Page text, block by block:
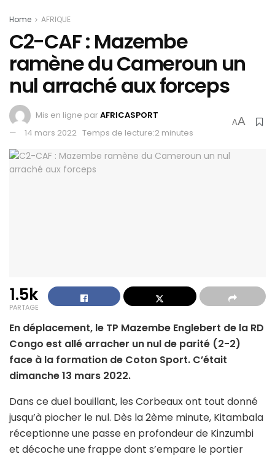
Home AFRIQUE
C2-CAF : Mazembe
ramène du Cameroun un
nul arraché aux forceps
Mis en ligne parAFRICASPORT
14 mars 2022 Temps de lecture:2 minutes
AA
1.5k
PARTAGE
En déplacement, le TP Mazembe Englebert de la RD
Congo est allé arracher un nul de parité (2-2)
face à la formation de Coton Sport. C’était
dimanche 13 mars 2022.
Dans ce duel bouillant, les Corbeaux ont tout donné
jusqu’à piocher le nul. Dès la 2ème minute, Kitambala
réceptionne une passe en profondeur de Kinzumbi
et décoche une frappe dont s’empare le portier